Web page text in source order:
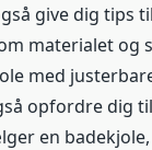
give dig tips
materialet og
med
opfordre dig
en